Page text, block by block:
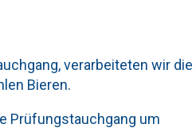
verarbeiteten wir die
Bieren.
Prüfungstauchgang um